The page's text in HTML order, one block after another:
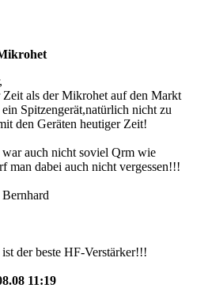
Zeit als der Mikrohet auf den Markt
Spitzengerät,natürlich nicht zu
den Geräten heutiger Zeit!
war auch nicht soviel Qrm wie
man dabei auch nicht vergessen!!!
der beste HF-Verstärker!!!
11:19